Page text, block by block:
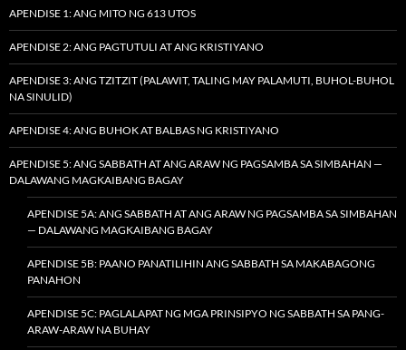
APENDISE 1: ANG MITO NG 613 UTOS
APENDISE 2: ANG PAGTUTULI AT ANG KRISTIYANO
APENDISE 3: ANG TZITZIT (PALAWIT, TALING MAY PALAMUTI, BUHOL-BUHOL
NA SINULID)
APENDISE 4: ANG BUHOK AT BALBAS NG KRISTIYANO
APENDISE 5: ANG SABBATH AT ANG ARAW NG PAGSAMBA SA SIMBAHAN —
DALAWANG MAGKAIBANG BAGAY
APENDISE 5A: ANG SABBATH AT ANG ARAW NG PAGSAMBA SA SIMBAHAN
— DALAWANG MAGKAIBANG BAGAY
APENDISE 5B: PAANO PANATILIHIN ANG SABBATH SA MAKABAGONG
PANAHON
APENDISE 5C: PAGLALAPAT NG MGA PRINSIPYO NG SABBATH SA PANG-
ARAW-ARAW NA BUHAY